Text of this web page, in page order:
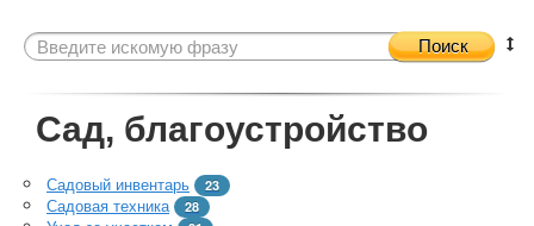
Поиск
Сад, благоустройство
Садовый инвентарь 23
Садовая техника 28